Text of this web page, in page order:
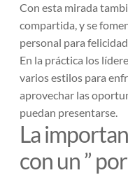
Con esta mirada
compartida, y se
personal para
En la práctica los
varios estilos para
aprovechar las
puedan presentarse.
La
con un ”